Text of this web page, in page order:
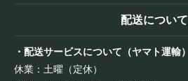
配送について
・配送サービスについて（ヤマト運輸）
休業：土曜（定休）